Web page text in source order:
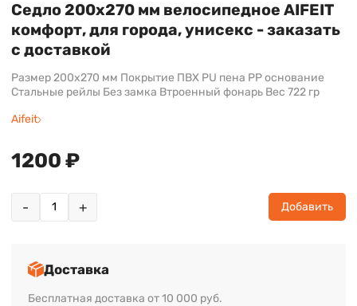
Седло 200х270 мм велосипедное AIFEIT
комфорт, для города, унисекс - заказать
с доставкой
Размер 200х270 мм Покрытие ПВХ PU пена PP основание
Стальные рейлы Без замка Втроенный фонарь Вес 722 гр
Aifeit
1200 ₽
- + Добавить
Доставка
Бесплатная доставка от 10 000 руб.